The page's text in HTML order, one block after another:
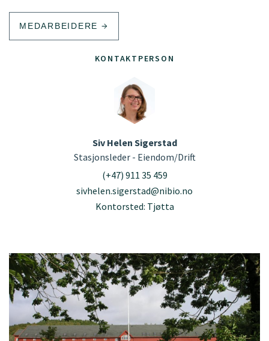
MEDARBEIDERE
KONTAKTPERSON
Siv Helen Sigerstad
Stasjonsleder - Eiendom/Drift
(+47) 911 35 459
sivhelen.sigerstad@nibio.no
Kontorsted: Tjøtta